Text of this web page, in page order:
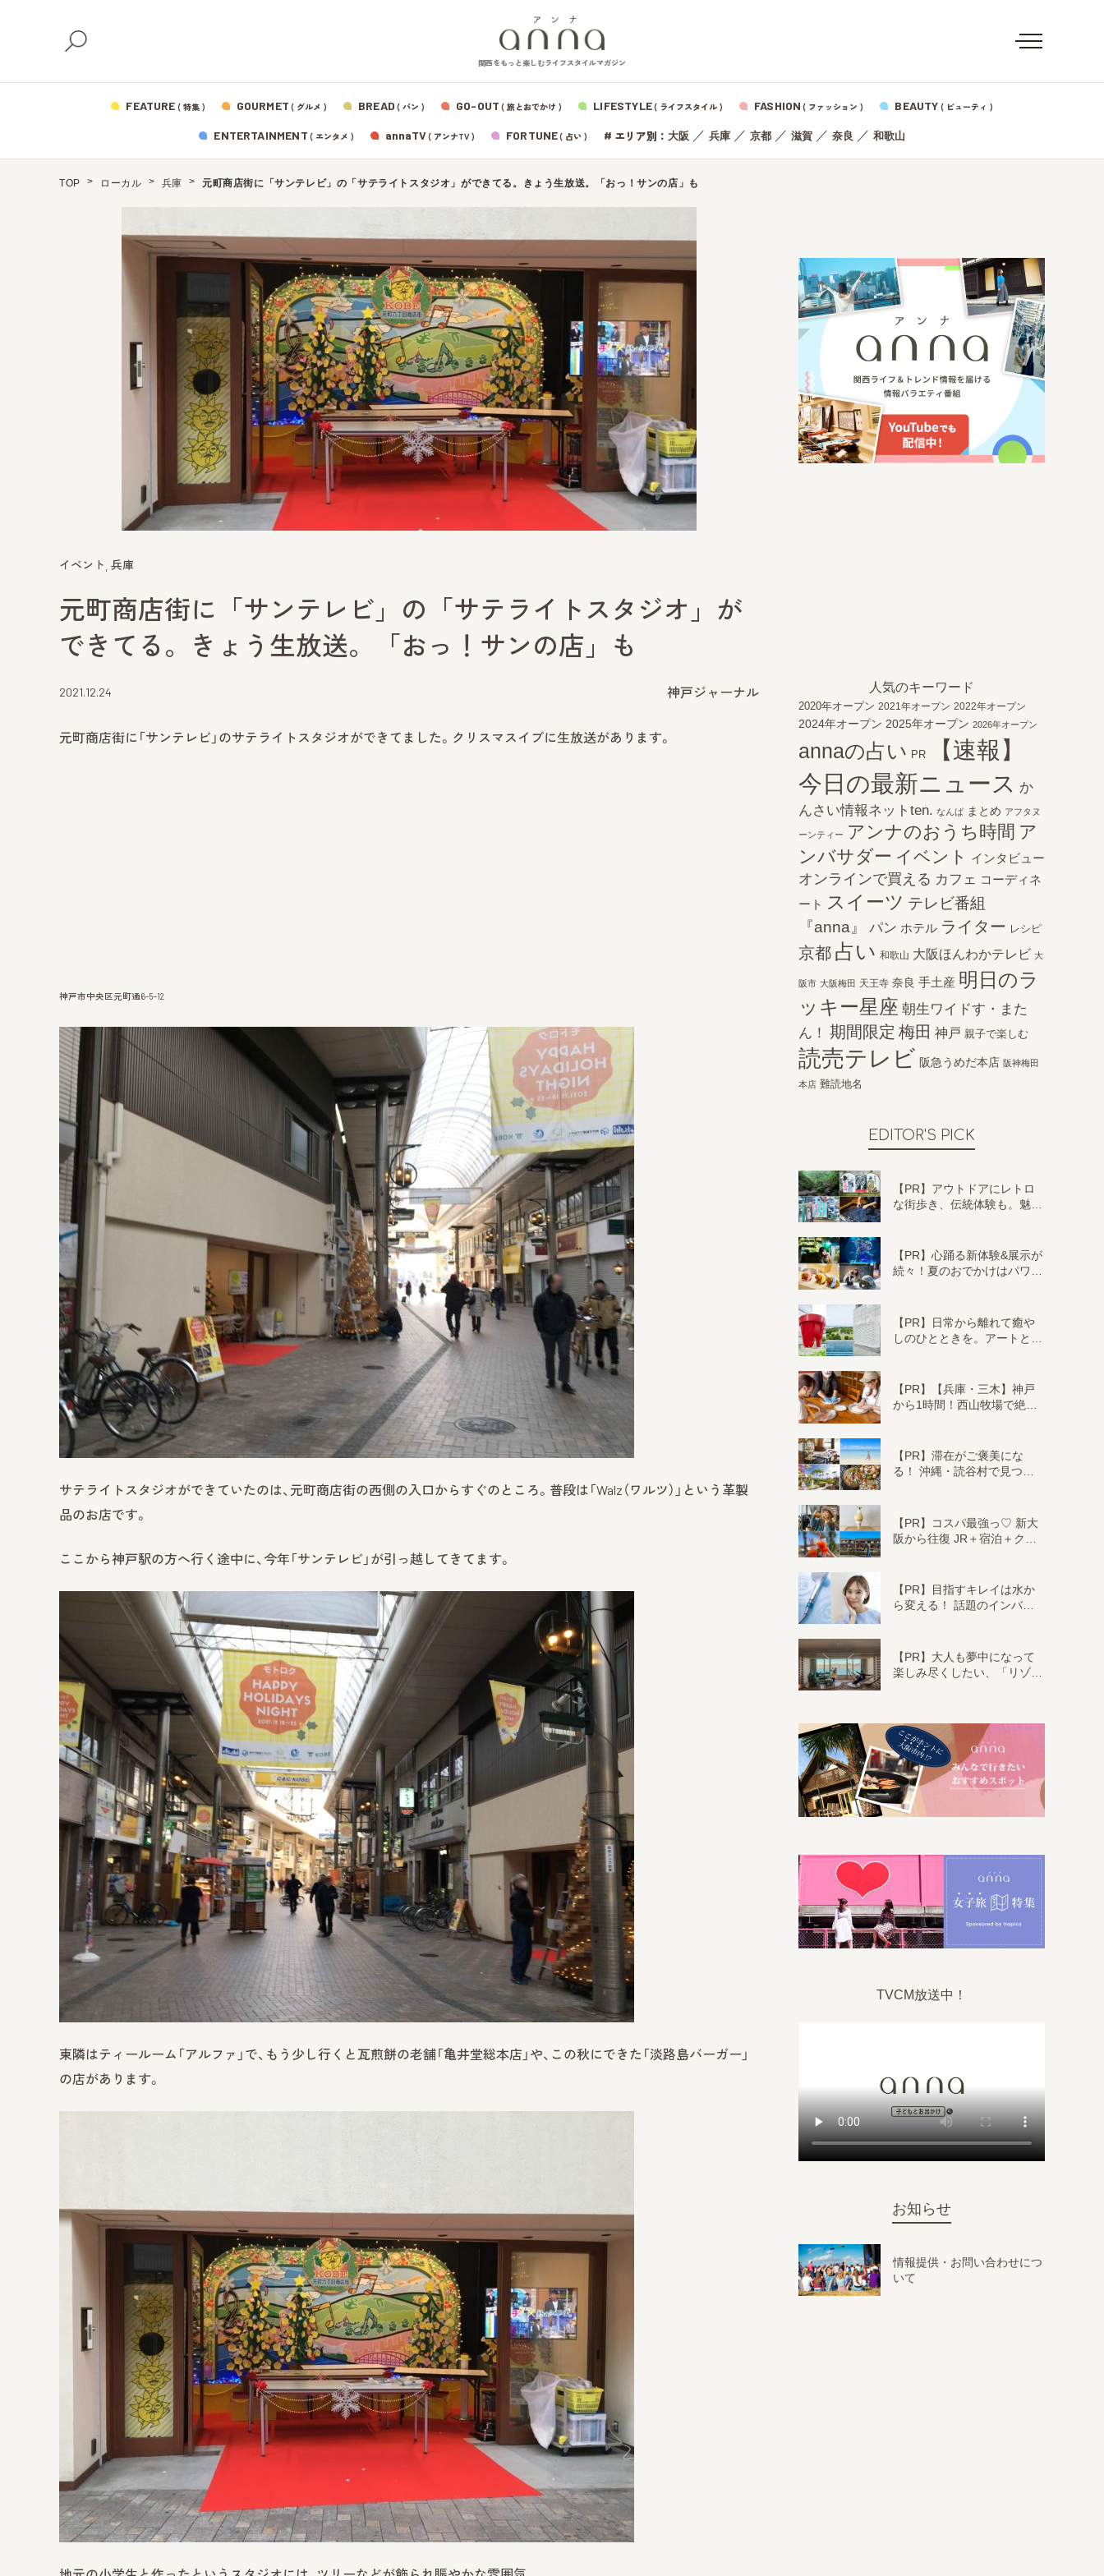
関西をもっと楽しむライフスタイルマガジン
FEATURE ( 特集 ) GOURMET ( グルメ ) BREAD ( パン ) GO-OUT ( 旅とおでかけ ) LIFESTYLE( ライフスタイル ) FASHION ( ファッション ) BEAUTY ( ビューティ )
ENTERTAINMENT ( エンタメ ) annaTV( アンナTV ) FORTUNE( 占い ) # エリア別： 大阪 ／ 兵庫／ 京都／ 滋賀／ 奈良 ／ 和歌山
TOP ローカル 兵庫 元町商店街に「サンテレビ」の「サテライトスタジオ」ができてる。きょう生放送。「おっ！サンの店」も
イベント 兵庫
元町商店街に「サンテレビ」の「サテライトスタジオ」が
できてる。きょう生放送。「おっ！サンの店」も
2021.12.24 神戸ジャーナル
元町商店街に「サンテレビ」のサテライトスタジオができてました。クリスマスイブに生放送があります。
神戸市中央区元町通6-5−12
サテライトスタジオができていたのは、元町商店街の西側の入口からすぐのところ。普段は「Walz（ワルツ）」という革製
品のお店です。
ここから神戸駅の方へ行く途中に、今年「サンテレビ」が引っ越してきてます。
東隣はティールーム「アルファ」で、もう少し行くと瓦煎餅の老舗「亀井堂総本店」や、この秋にできた「淡路島バーガー」
の店があります。
人気のキーワード
2020年オープン 2021年オープン 2022年オープン
2024年オープン 2025年オープン 2026年オープン
annaの占い PR
【速報】
今日の最新ニュース か
んさい情報ネットten. なんば まとめ アフタヌ
ーンティー アンナのおうち時間 ア
ンバサダー イベント インタビュー
オンラインで買える カフェ コーディネ
ート
スイーツ テレビ番組
『anna』
パン ホテル ライター レシピ
京都 占い 和歌山 大阪ほんわかテレビ 大
阪市 大阪梅田 天王寺 奈良 手土産 明日のラ
ッキー星座 朝生ワイドす・また
ん！ 期間限定 梅田 神戸 親子で楽しむ
読売テレビ 阪急うめだ本店 阪神梅田
本店 難読地名
EDITOR'S PICK
【PR】アウトドアにレトロ
な街歩き、伝統体験も。魅…
【PR】心踊る新体験&展示が
続々！夏のおでかけはパワ…
【PR】日常から離れて癒や
しのひとときを。アートと…
【PR】【兵庫・三木】神戸
から1時間！西山牧場で絶…
【PR】滞在がご褒美にな
る！ 沖縄・読谷村で見つ…
【PR】コスパ最強っ♡ 新大
阪から往復 JR＋宿泊＋ク…
【PR】目指すキレイは水か
ら変える！ 話題のインバ…
【PR】大人も夢中になって
楽しみ尽くしたい、「リゾ…
TVCM放送中！
お知らせ
情報提供・お問い合わせにつ
いて